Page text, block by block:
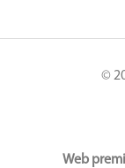
©
Web